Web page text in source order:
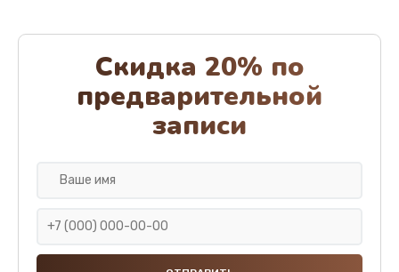
Скидка 20% по
предварительной
записи